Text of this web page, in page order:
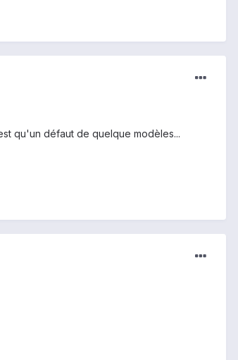
qu'un défaut de quelque modèles...